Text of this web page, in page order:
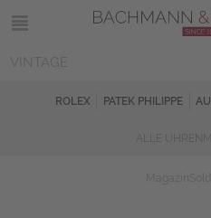
ROLEX PATEK PHILIPPE